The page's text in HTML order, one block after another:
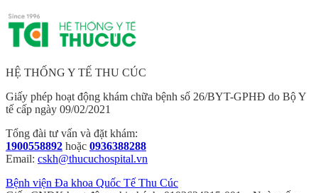
HỆ THỐNG Y TẾ THU CÚC
Giấy phép hoạt động khám chữa bệnh số 26/BYT-GPHĐ do Bộ Y
tế cấp ngày 09/02/2021
Tổng đài tư vấn và đặt khám:
1900558892 hoặc 0936388288
Email: cskh@thucuchospital.vn
Bệnh viện Đa khoa Quốc Tế Thu Cúc